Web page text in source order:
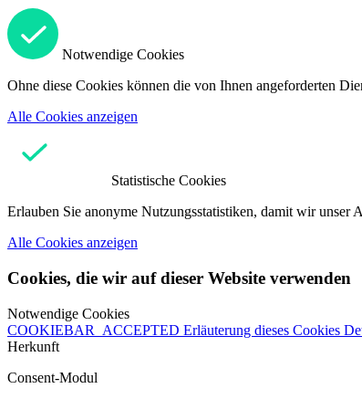
Notwendige Cookies
Ohne diese Cookies können die von Ihnen angeforderten
Alle Cookies anzeigen
Statistische Cookies
Erlauben Sie anonyme Nutzungsstatistiken, damit wir unser
Alle Cookies anzeigen
Cookies, die wir auf dieser Website verwenden
Notwendige Cookies
COOKIEBAR_ACCEPTED Erläuterung dieses Cookies
Herkunft
Consent-Modul